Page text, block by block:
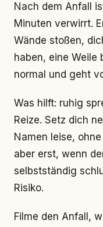
Nach dem Anfall
Minuten verwirrt.
Wände stoßen,
haben, eine Weile
normal und geht
Was hilft: ruhig
Reize. Setz dich
Namen leise,
aber erst, wenn
selbstständig
Risiko.
Filme den Anfall,